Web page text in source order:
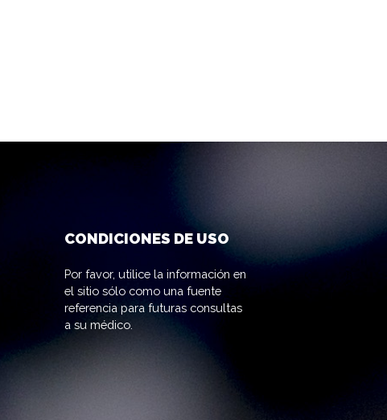
CONDICIONES DE USO
Por favor, utilice la información en
el sitio sólo como una fuente
referencia para futuras consultas
a su médico.